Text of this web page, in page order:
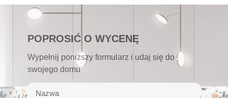
POPROSIĆ O WYCENĘ
Wypełnij poniższy formularz i udaj się do
swojego domu